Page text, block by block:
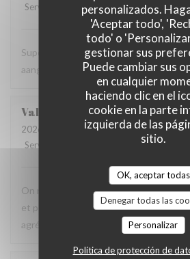
personalizados.
'Aceptar todo',
todo' o
gestionar sus
Puede cambiar sus
en cualquier
haciendo clic en el
cookie en la parte
izquierda de las
sitio.
OK, aceptar todas
Denegar todas las
Personalizar
Política de protección de
Servicio
Ambiente: 5/5 Menú: 4/5
Super vriendelijke ontvagst, zeer goede
aangenaam kader, een aanradee
Valerie
2026-08-06
- 12:45 - Invitados 4
Servicio
Menú
On recommande vivement, carte avec
et personnels très agréable, prix
agréable moment en terrasse.